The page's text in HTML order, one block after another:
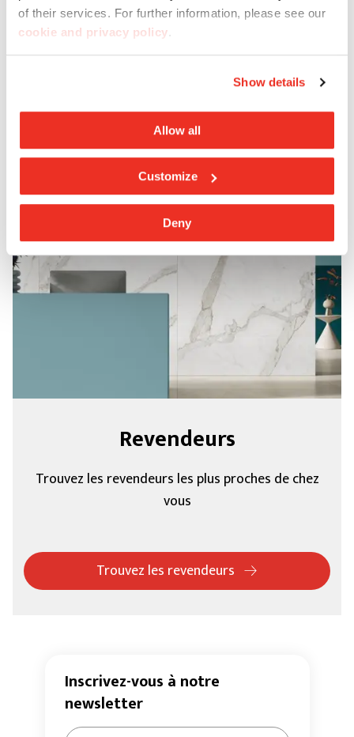
of their services. For further information, please see our
cookie and privacy policy.
Show details
Allow all
Customize
Deny
Revendeurs
Trouvez les revendeurs les plus proches de chez
vous
Trouvez les revendeurs
Inscrivez-vous à notre
newsletter